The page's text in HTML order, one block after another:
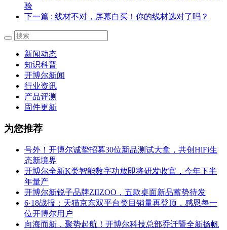
验
下一篇 : 线材不对，屏幕白买！你的线材选对了吗？
新闻动态
知识科普
开博尔新闻
行业资讯
产品评测
固件更新
为您推荐
号外！开博尔诚挚招募30位新品测试大拿，共创HiFi生
态新境界
开博尔全新K类智能数字功放即将研发收官，今年下半
年量产
开博尔新锐子品牌ZIIZOO，五款桌面新品蓄势待发
6·18战报：天猫京东双平台类目销量再登顶，感恩每一
位开博尔用户
向海而新，聚势起航！开博尔科技总部乔迁暨全新扬帆